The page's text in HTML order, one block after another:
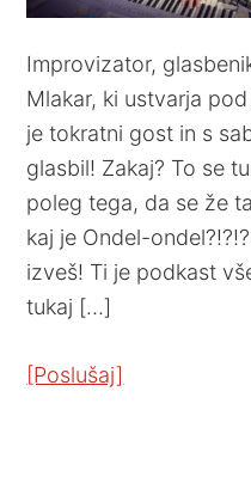
Improvizator,
Mlakar, ki ustvarja
je tokratni gost in s
glasbil! Zakaj? To se
poleg tega, da se že
kaj je Ondel-
izveš! Ti je podkast
tukaj […]
[Poslušaj]